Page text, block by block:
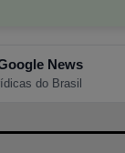
News
do Brasil